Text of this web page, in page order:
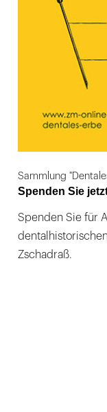
Sammlung
Spenden Sie
Spenden Sie für
Zschadraß.